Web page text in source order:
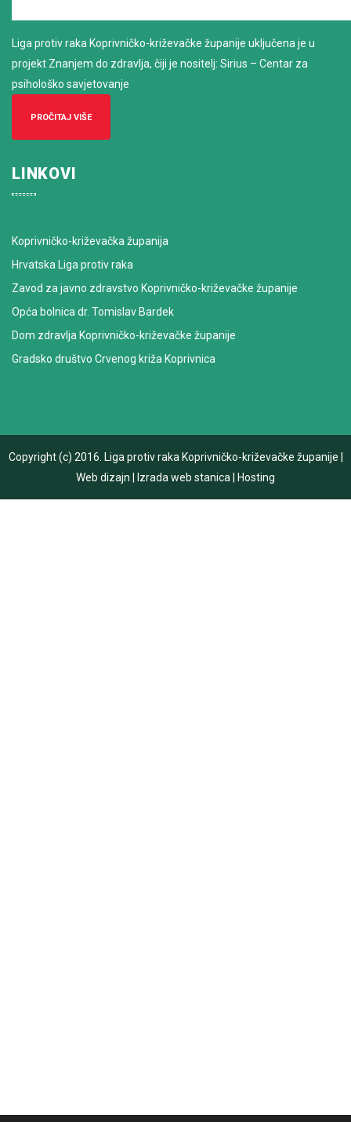
Liga protiv raka Koprivničko-križevačke županije uključena je u
projekt Znanjem do zdravlja, čiji je nositelj: Sirius – Centar za
psihološko savjetovanje
PROČITAJ VIŠE
LINKOVI
Koprivničko-križevačka županija
Hrvatska Liga protiv raka
Zavod za javno zdravstvo Koprivničko-križevačke županije
Opća bolnica dr. Tomislav Bardek
Dom zdravlja Koprivničko-križevačke županije
Gradsko društvo Crvenog križa Koprivnica
Copyright (c) 2016. Liga protiv raka Koprivničko-križevačke županije
Web dizajn
Izrada web stanica Hosting